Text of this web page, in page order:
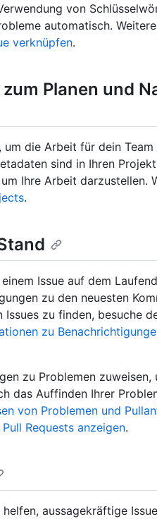
von
automatisch.
verknüpfen.
Planen und
die Arbeit für dein Team
sind in Ihren
Ihre Arbeit darzustellen.
.
Issue auf dem
zu den neuesten
zu finden, besuche
zu
zu Problemen
das Auffinden Ihrer
von Problemen und
Requests anzeigen.
aussagekräftige